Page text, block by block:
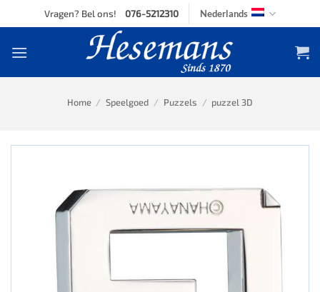
to
Vragen? Bel ons! 076-5212310 Nederlands
Home / Speelgoed / Puzzels / puzzel 3D